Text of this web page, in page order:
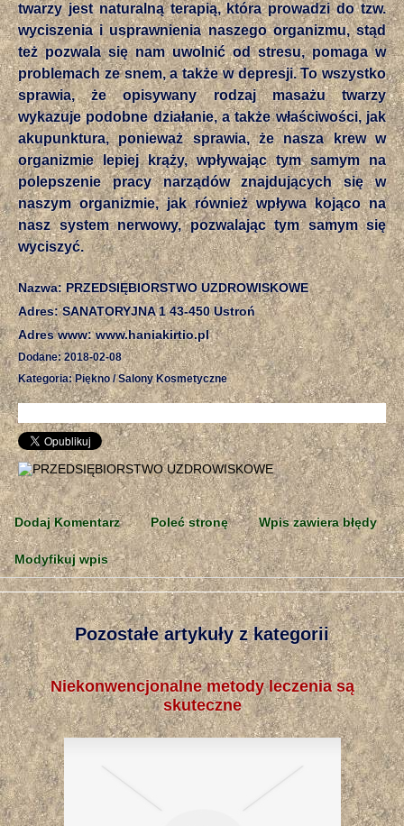
twarzy jest naturalną terapią, która prowadzi do tzw.
wyciszenia i usprawnienia naszego organizmu, stąd
też pozwala się nam uwolnić od stresu, pomaga w
problemach ze snem, a także w depresji. To wszystko
sprawia, że opisywany rodzaj masażu twarzy
wykazuje podobne działanie, a także właściwości, jak
akupunktura, ponieważ sprawia, że nasza krew w
organizmie lepiej krąży, wpływając tym samym na
polepszenie pracy narządów znajdujących się w
naszym organizmie, jak również wpływa kojąco na
nasz system nerwowy, pozwalając tym samym się
wyciszyć.
Nazwa: PRZEDSIĘBIORSTWO UZDROWISKOWE
Adres: SANATORYJNA 1 43-450 Ustroń
Adres www: www.haniakirtio.pl
Dodane: 2018-02-08
Kategoria: Piękno / Salony Kosmetyczne
Dodaj Komentarz Poleć stronę Wpis zawiera błędy
Modyfikuj wpis
Pozostałe artykuły z kategorii
Niekonwencjonalne metody leczenia są
skuteczne